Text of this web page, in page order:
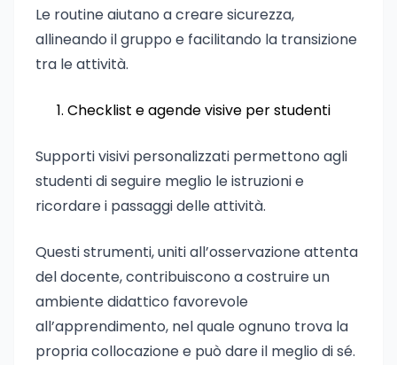
Le routine aiutano a creare sicurezza,
allineando il gruppo e facilitando la transizione
tra le attività.
Checklist e agende visive per studenti
Supporti visivi personalizzati permettono agli
studenti di seguire meglio le istruzioni e
ricordare i passaggi delle attività.
Questi strumenti, uniti all’osservazione attenta
del docente, contribuiscono a costruire un
ambiente didattico favorevole
all’apprendimento, nel quale ognuno trova la
propria collocazione e può dare il meglio di sé.